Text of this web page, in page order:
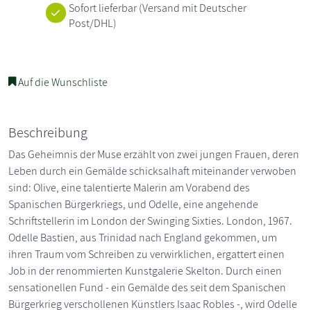
Sofort lieferbar(Versand mit Deutscher
Post/DHL)
Auf die Wunschliste
Beschreibung
Das Geheimnis der Muse erzählt von zwei jungen Frauen, deren
Leben durch ein Gemälde schicksalhaft miteinander verwoben
sind: Olive, eine talentierte Malerin am Vorabend des
Spanischen Bürgerkriegs, und Odelle, eine angehende
Schriftstellerin im London der Swinging Sixties. London, 1967.
Odelle Bastien, aus Trinidad nach England gekommen, um
ihren Traum vom Schreiben zu verwirklichen, ergattert einen
Job in der renommierten Kunstgalerie Skelton. Durch einen
sensationellen Fund - ein Gemälde des seit dem Spanischen
Bürgerkrieg verschollenen Künstlers Isaac Robles -, wird Odelle